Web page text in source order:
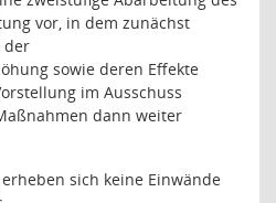
vor, in dem zunächst
der
sowie deren Effekte
im Ausschuss
dann weiter
sich keine Einwände